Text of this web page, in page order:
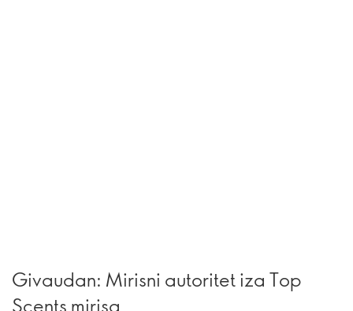
Givaudan: Mirisni autoritet iza Top
Scents mirisa